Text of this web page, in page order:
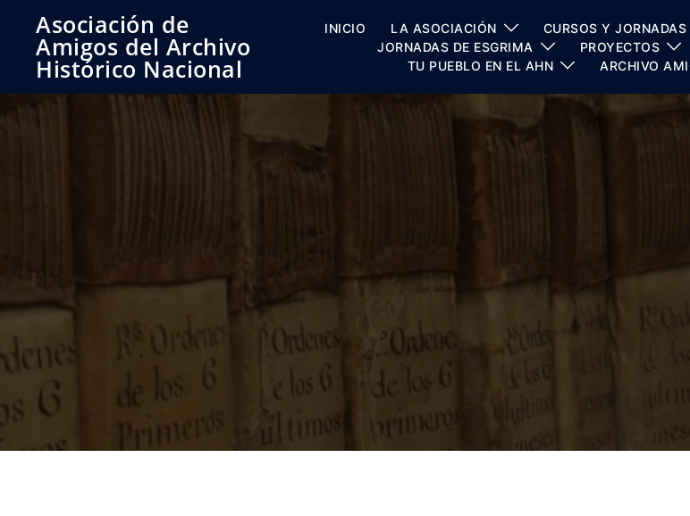
contenido
Asociación de
Amigos del Archivo
Histórico Nacional
INICIO LA ASOCIACIÓN CURSOS Y JORNADAS
JORNADAS DE ESGRIMA
PROYECTOS
TU PUEBLO EN EL AHN
ARCHIVO